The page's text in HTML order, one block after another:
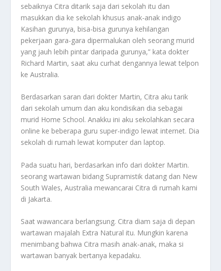
sebaiknya Citra ditarik saja dari sekolah itu dan
masukkan dia ke sekolah khusus anak-anak indigo
Kasihan gurunya, bisa-bisa gurunya kehilangan
pekerjaan gara-gara dipermalukan oleh seorang murid
yang jauh lebih pintar daripada gurunya,” kata dokter
Richard Martin, saat aku curhat dengannya lewat telpon
ke Australia.
Berdasarkan saran dari dokter Martin, Citra aku tarik
dari sekolah umum dan aku kondisikan dia sebagai
murid Home School. Anakku ini aku sekolahkan secara
online ke beberapa guru super-indigo lewat internet. Dia
sekolah di rumah lewat komputer dan laptop.
Pada suatu hari, berdasarkan info dari dokter Martin.
seorang wartawan bidang Supramistik datang dan New
South Wales, Australia mewancarai Citra di rumah kami
di Jakarta.
Saat wawancara berlangsung. Citra diam saja di depan
wartawan majalah Extra Natural itu. Mungkin karena
menimbang bahwa Citra masih anak-anak, maka si
wartawan banyak bertanya kepadaku.